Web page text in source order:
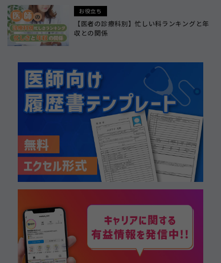
お役立ち
【医者の診療科別】忙しい科ランキングと年
収との関係